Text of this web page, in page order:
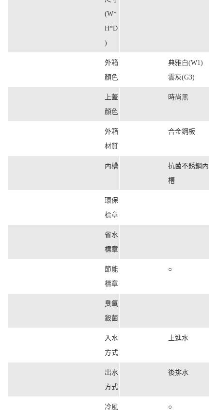
(W*
H*D
)
外箱
顏色
典雅白(W1)
雲灰(G3)
上蓋
顏色
時尚黑
外箱
材質
合金鋼板
內槽
抗菌不銹鋼內
槽
環保
標章
省水
標章
節能
標章
○
臭氧
殺菌
入水
方式
上進水
出水
方式
後排水
冷風 ○